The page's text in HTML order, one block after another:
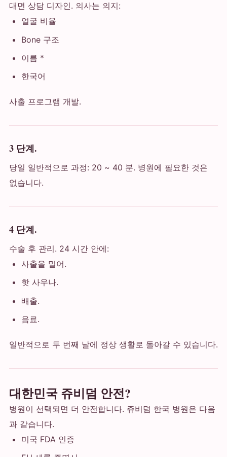
대면 상담 디자인. 의사는 의지:
얼굴 비율
Bone 구조
이름 *
한국어
사출 프로그램 개발.
3 단계.
당일 일반적으로 과정: 20 ~ 40 분. 병원에 필요한 것은
없습니다.
4 단계.
수술 후 관리. 24 시간 안에:
사출을 밀어.
핫 사우나.
배출.
음료.
일반적으로 두 번째 날에 정상 생활로 돌아갈 수 있습니다.
대한민국 쥬비덤 안전?
병원이 선택되면 더 안전합니다. 쥬비덤 한국 병원은 다음
과 같습니다.
미국 FDA 인증